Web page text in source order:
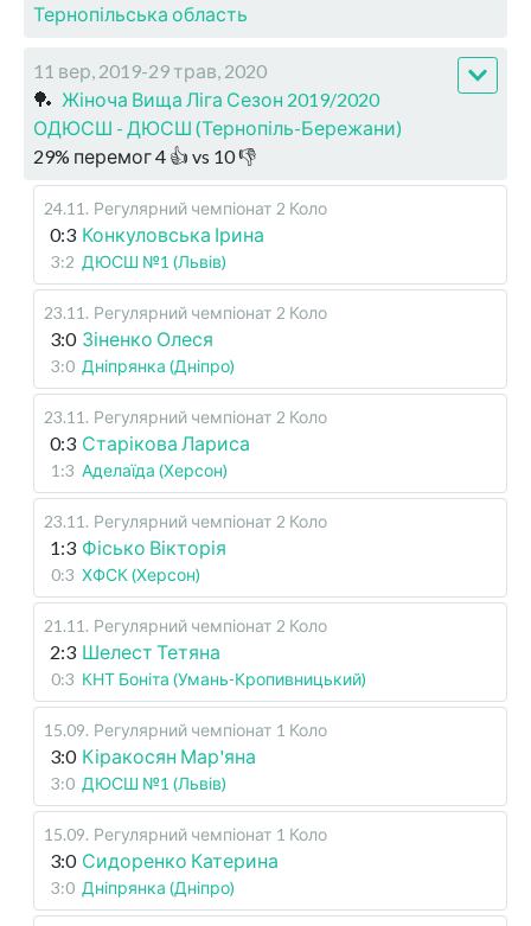
Тернопільська область
11 вер, 2019-29 трав, 2020
🏓 Жіноча Вища Ліга Сезон 2019/2020
ОДЮСШ - ДЮСШ (Тернопіль-Бережани)
29% перемог4 👍 vs 10👎
24.11 . Регулярний чемпіонат 2 Коло
0:3 Конкуловська Ірина
3:2 ДЮСШ №1 (Львів)
23.11 . Регулярний чемпіонат 2 Коло
3:0 Зіненко Олеся
3:0 Дніпрянка (Дніпро)
23.11 . Регулярний чемпіонат 2 Коло
0:3 Старікова Лариса
1:3 Аделаїда (Херсон)
23.11 . Регулярний чемпіонат 2 Коло
1:3 Фісько Вікторія
0:3 ХФСК (Херсон)
21.11 . Регулярний чемпіонат 2 Коло
2:3 Шелест Тетяна
0:3 КНТ Боніта (Умань-Кропивницький)
15.09. Регулярний чемпіонат 1 Коло
3:0 Кіракосян Мар'яна
3:0 ДЮСШ №1 (Львів)
15.09. Регулярний чемпіонат 1 Коло
3:0 Сидоренко Катерина
3:0 Дніпрянка (Дніпро)